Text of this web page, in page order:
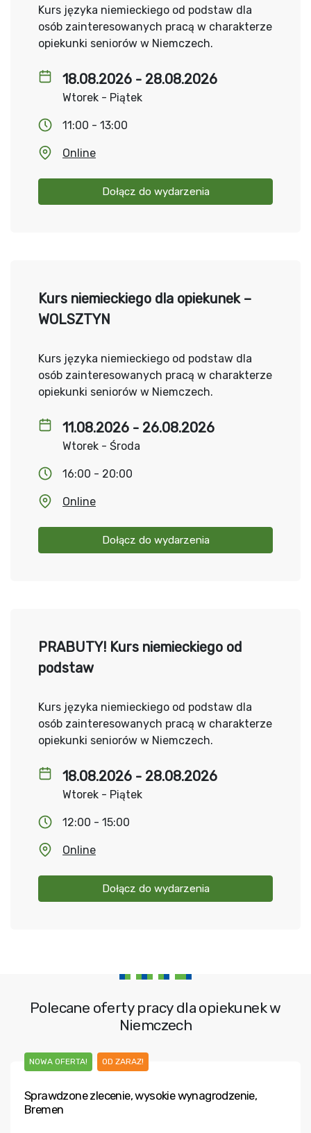
18.08.2026 - 28.08.2026
Wtorek - Piątek
11:00 - 13:00
Online
Dołącz do wydarzenia
Kurs języka niemieckiego od podstaw dla
osób zainteresowanych pracą w charakterze
opiekunki seniorów w Niemczech.
11.08.2026 - 26.08.2026
Wtorek - Środa
16:00 - 20:00
Online
Dołącz do wydarzenia
Kurs niemieckiego dla opiekunek –
WOLSZTYN
Kurs języka niemieckiego od podstaw dla
osób zainteresowanych pracą w charakterze
opiekunki seniorów w Niemczech.
18.08.2026 - 28.08.2026
Wtorek - Piątek
12:00 - 15:00
Online
Dołącz do wydarzenia
PRABUTY! Kurs niemieckiego od
podstaw
Kurs języka niemieckiego od podstaw dla
osób zainteresowanych pracą w charakterze
opiekunki seniorów w Niemczech.
Polecane oferty pracy dla opiekunek w
Niemczech
NOWA OFERTA! OD ZARAZ!
Sprawdzone zlecenie, wysokie wynagrodzenie,
Bremen